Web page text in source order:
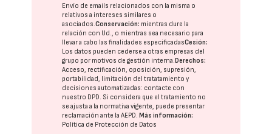
Envío de emails relacionados con la misma o
relativos a intereses similares o
asociados.Conservación: mientras dure la
relación con Ud., o mientras sea necesario para
llevar a cabo las finalidades especificadasCesión:
Los datos pueden cederse a otras empresas del
grupo por motivos de gestión interna.Derechos:
Acceso, rectificación, oposición, supresión,
portabilidad, limitación del tratatamiento y
decisiones automatizadas: contacte con
nuestro DPD. Si considera que el tratamiento no
se ajusta a la normativa vigente, puede presentar
reclamación ante laAEPD.Más información:
Política de Protección de Datos